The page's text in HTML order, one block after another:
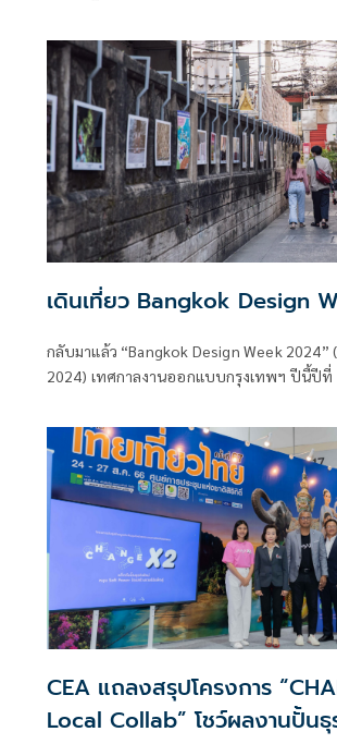
Creative Cities Network: UCCN)
เดินเที่ยว Bangkok Design
กลับมาแล้ว “Bangkok Design Week 2024”
2024) เทศกาลงานออกแบบกรุงเทพฯ ปีนี้ปีที่
กุมภาพันธ์ 2567 การจัดงานทั้ง 9 วัน ปลุกชีวิต
แต่ละย่านผ่านกิจกรรมกว่า 500 โปรแกรม
CEA แถลงสรุปโครงการ
Local Collab” โชว์ผลงานปั้นธุ